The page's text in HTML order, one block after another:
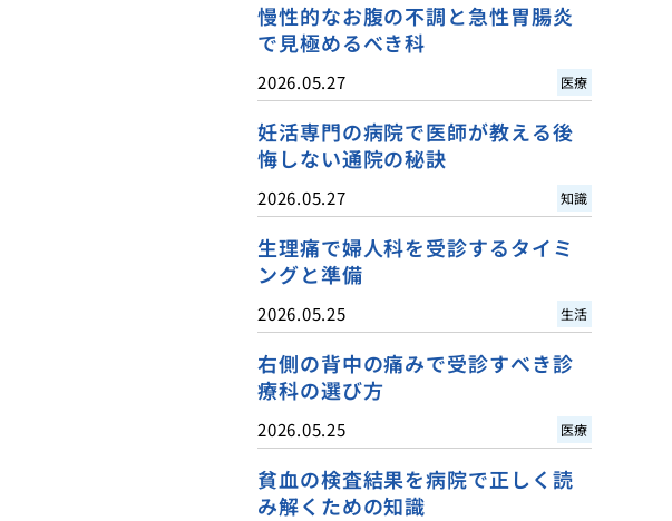
慢性的なお腹の不調と急性胃腸炎
で見極めるべき科
2026.05.27 医療
妊活専門の病院で医師が教える後
悔しない通院の秘訣
2026.05.27 知識
生理痛で婦人科を受診するタイミ
ングと準備
2026.05.25 生活
右側の背中の痛みで受診すべき診
療科の選び方
2026.05.25 医療
貧血の検査結果を病院で正しく読
み解くための知識